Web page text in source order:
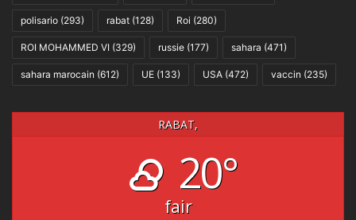
polisario (293) rabat (128) Roi (280)
ROI MOHAMMED VI (329) russie (177) sahara (471)
sahara marocain (612) UE (133) USA (472) vaccin (235)
RABAT,
20°
fair